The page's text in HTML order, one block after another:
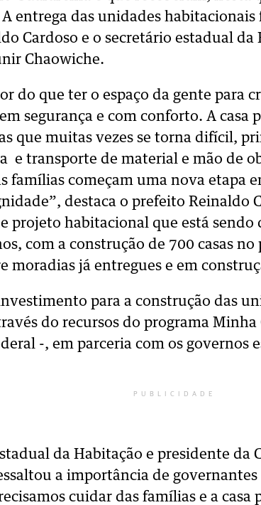
A entrega das unidades
Cardoso e o secretário estadual
Chaowiche.
do que ter o espaço da gente para
segurança e com conforto. A casa
que muitas vezes se torna difícil,
e transporte de material e mão de
famílias começam uma nova etapa
destaca o prefeito Reinaldo
projeto habitacional que está sendo
com a construção de 700 casas
moradias já entregues e em
para a construção das
do recursos do programa Minha
-, em parceria com os governos
PUBLICIDADE
da Habitação e presidente da
a importância de governantes
cuidar das famílias e a casa